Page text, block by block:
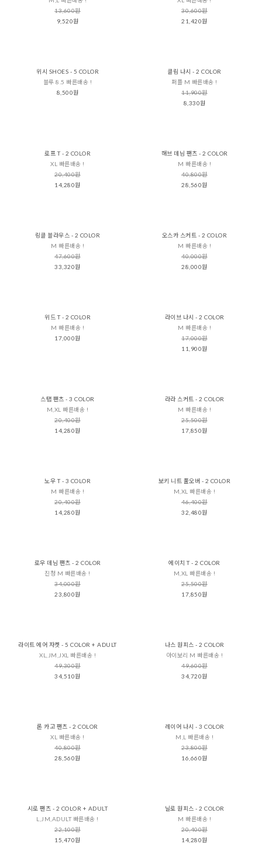
13,600원
9,520원
30,600원
21,420원
위시 SHOES - 5 COLOR
블루 8.5 빠른배송 !
8,500원
클림 나시 - 2 COLOR
퍼플 M 빠른배송 !
11,900원
8,330원
로프 T - 2 COLOR
XL 빠른배송 !
20,400원
14,280원
해브 데님 팬츠 - 2 COLOR
M 빠른배송 !
40,800원
28,560원
링클 블라우스 - 2 COLOR
M 빠른배송 !
47,600원
33,320원
오스카 스커트 - 2 COLOR
M 빠른배송 !
40,000원
28,000원
위드 T - 2 COLOR
M 빠른배송 !
17,000원
라이브 나시 - 2 COLOR
M 빠른배송 !
17,000원
11,900원
스탭 팬츠 - 3 COLOR
M,XL 빠른배송 !
20,400원
14,280원
라라 스커트 - 2 COLOR
M 빠른배송 !
25,500원
17,850원
노우 T - 3 COLOR
M 빠른배송 !
20,400원
14,280원
보키 니트 풀오버 - 2 COLOR
M,XL 빠른배송 !
46,400원
32,480원
로우 데님 팬츠 - 2 COLOR
진청 M 빠른배송 !
34,000원
23,800원
에이치 T - 2 COLOR
M,XL 빠른배송 !
25,500원
17,850원
라이트 에어 자켓 - 5 COLOR + ADULT
XL,JM,JXL 빠른배송 !
49,300원
34,510원
나스 원피스 - 2 COLOR
아이보리 M 빠른배송 !
49,600원
34,720원
론 카고 팬츠 - 2 COLOR
XL 빠른배송 !
40,800원
28,560원
레이어 나시 - 3 COLOR
M,L 빠른배송 !
23,800원
16,660원
시로 팬츠 - 2 COLOR + ADULT
L,JM,ADULT 빠른배송 !
22,100원
15,470원
닐로 원피스 - 2 COLOR
M 빠른배송 !
20,400원
14,280원